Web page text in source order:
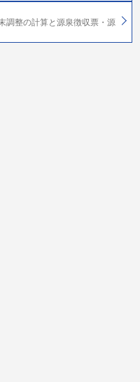
調整の計算と源泉徴収票・源